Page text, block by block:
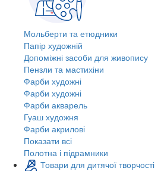
Мольберти та етюдники
Папір художній
Допоміжні засоби для живопису
Пензли та мастихіни
Фарби художні
Фарби художні
Фарби акварель
Гуаш художня
Фарби акрилові
Показати всі
Полотна і підрамники
Товари для дитячої творчості